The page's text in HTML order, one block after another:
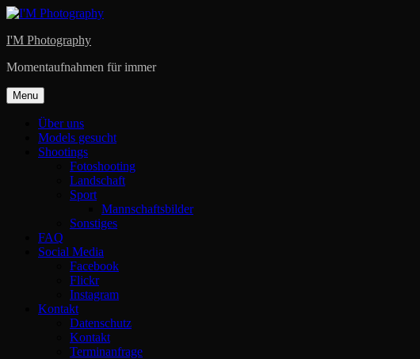
Skip
content
I'M Photography
Momentaufnahmen für immer
Menu
Über uns
Models gesucht
Shootings
Fotoshooting
Landschaft
Sport
Mannschaftsbilder
Sonstiges
FAQ
Social Media
Facebook
Flickr
Instagram
Kontakt
Datenschutz
Kontakt
Terminanfrage